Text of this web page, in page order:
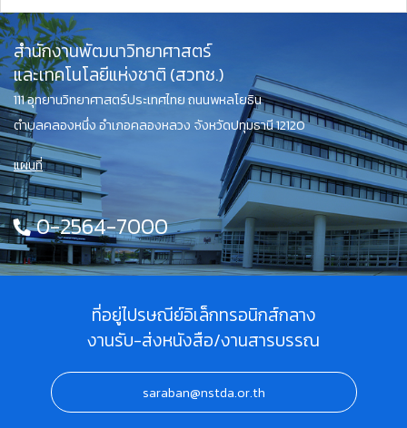
สำนักงานพัฒนาวิทยาศาสตร์
และเทคโนโลยีแห่งชาติ (สวทช.)
111 อุทยานวิทยาศาสตร์ประเทศไทย ถนนพหลโยธิน
ตำบลคลองหนึ่ง อำเภอคลองหลวง จังหวัดปทุมธานี 12120
แผนที่
0-2564-7000
ที่อยู่ไปรษณีย์อิเล็กทรอนิกส์กลาง
งานรับ-ส่งหนังสือ/งานสารบรรณ
saraban@nstda.or.th